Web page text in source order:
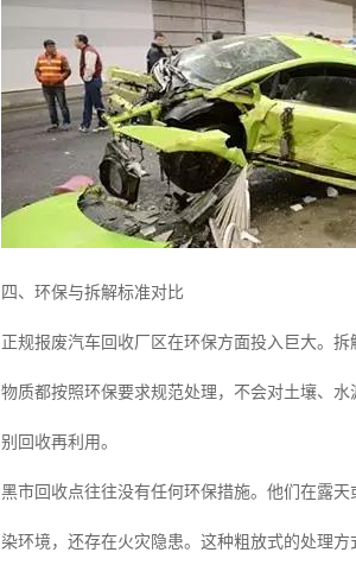
四、环保与拆解标准对比
正规报废汽车回收厂区在环保方面投入巨大。
物质都按照环保要求规范处理，不会对土壤、
别回收再利用。
黑市回收点往往没有任何环保措施。他们在露
染环境，还存在火灾隐患。这种粗放式的处理